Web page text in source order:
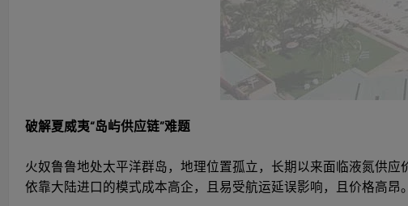
破解夏威夷“岛屿供应链”难题
火奴鲁鲁地处太平洋群岛，地理位置孤立，长期以来面临液氮供
依靠大陆进口的模式成本高企，且易受航运延误影响，且价格高昂。